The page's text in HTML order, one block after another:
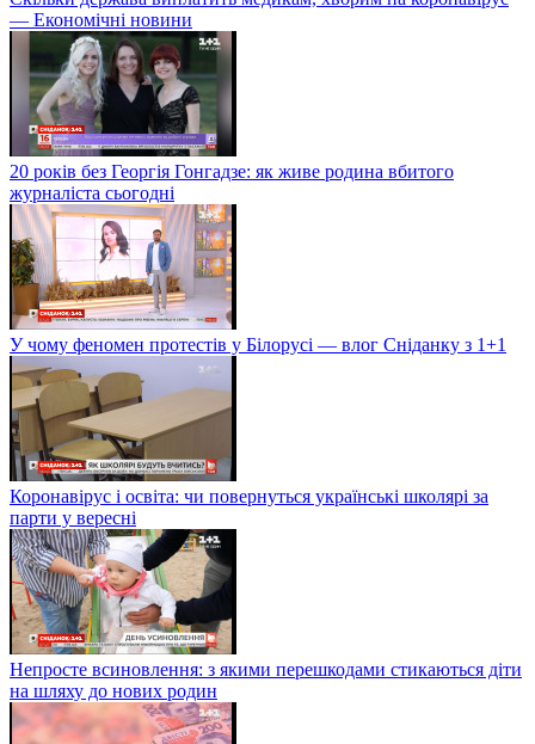
— Економічні новини
20 років без Георгія Гонгадзе: як живе родина вбитого
журналіста сьогодні
У чому феномен протестів у Білорусі — влог Сніданку з 1+1
Коронавірус і освіта: чи повернуться українські школярі за
парти у вересні
Непросте всиновлення: з якими перешкодами стикаються діти
на шляху до нових родин